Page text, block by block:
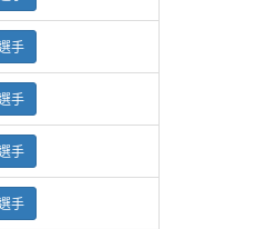
手
手
手
手